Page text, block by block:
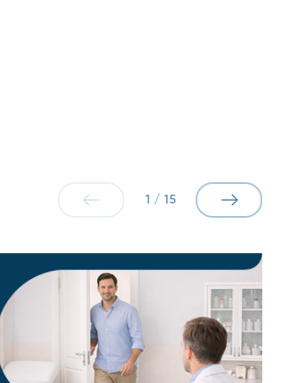
ознакомиться в разделе
1 / 15